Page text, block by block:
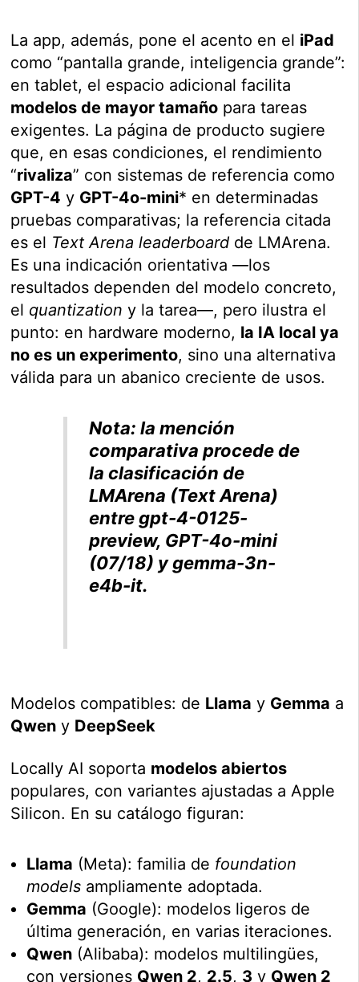
La app, además, pone el acento en el iPad
como “pantalla grande, inteligencia grande”:
en tablet, el espacio adicional facilita
modelos de mayor tamaño para tareas
exigentes. La página de producto sugiere
que, en esas condiciones, el rendimiento
“rivaliza” con sistemas de referencia como
GPT-4 y GPT-4o-mini* en determinadas
pruebas comparativas; la referencia citada
es el Text Arena leaderboard de LMArena.
Es una indicación orientativa —los
resultados dependen del modelo concreto,
el quantization y la tarea—, pero ilustra el
punto: en hardware moderno, la IA local ya
no es un experimento, sino una alternativa
válida para un abanico creciente de usos.
Nota: la mención
comparativa procede de
la clasificación de
LMArena (Text Arena)
entre gpt-4-0125-
preview, GPT-4o-mini
(07/18) y gemma-3n-
e4b-it.
Modelos compatibles: de Llama y Gemma a
Qwen y DeepSeek
Locally AI soporta modelos abiertos
populares, con variantes ajustadas a Apple
Silicon. En su catálogo figuran:
Llama (Meta): familia de foundation
models ampliamente adoptada.
Gemma (Google): modelos ligeros de
última generación, en varias iteraciones.
Qwen (Alibaba): modelos multilingües,
con versiones Qwen 2, 2.5, 3 y Qwen 2